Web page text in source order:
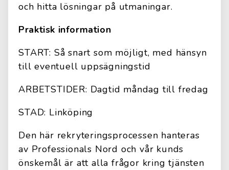
och hitta lösningar på utmaningar.
Praktisk information
START: Så snart som möjligt, med hänsyn
till eventuell uppsägningstid
ARBETSTIDER: Dagtid måndag till fredag
STAD: Linköping
Den här rekryteringsprocessen hanteras
av Professionals Nord och vår kunds
önskemål är att alla frågor kring tjänsten